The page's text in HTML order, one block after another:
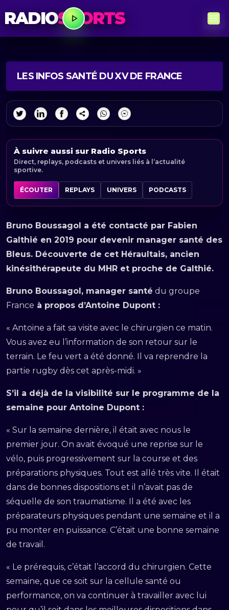
RADIOSPORTS
LES INFOS SANTÉ DU XV DE FRANCE
À suivre aussi sur Radio Sports
Direct, replays, podcasts et univers liés à l’actualité
sportive.
ÉCOUTER REPLAYS UNIVERS PODCASTS
Bruno Boussagol a été contacté par Fabien
Galthié en 2019 pour devenir manager santé des
Bleus. Découverte de cet Héraultais, ancien
kinésithérapeute du MHR et proche de Galthié.
Bruno Boussagol, manager santé du groupe
France à propos d’Antoine Dupont :
« Antoine a fait sa visite avec le chirurgien ce matin.
Vous avez eu l’information de son retour sur le
terrain. Le feu vert a été donné. Il va reprendre la
partie rugby dès cet après-midi. »
S’il a déjà de la visibilité sur le programme de la
semaine pour Antoine Dupont :
« Sur la semaine dernière, il était avec nous le
premier jour. On avait évoqué une reprise sur le
vélo, puis progressivement sur la course et des
préparations physiques. Tout est allé très vite. Il était
dans de bonnes dispositions et il n’avait pas de
séquelle de son traumatisme. Il a été avec les
préparateurs physiques pendant une semaine et il a
pu monter en puissance. C’était une bonne semaine
de travail.
« Le prérequis, c’était l’accord du chirurgien. Cette
semaine, que ce soit sur la cellule santé ou
performance, on va continuer à travailler avec lui